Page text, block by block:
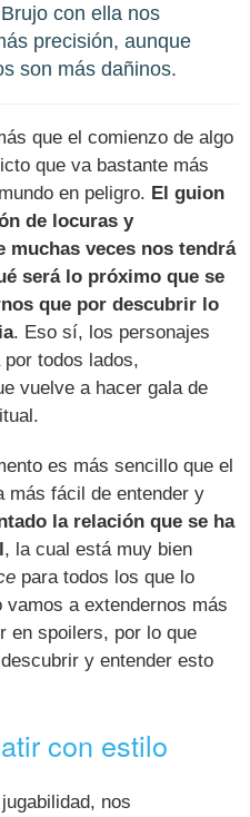
con ella nos
precisión, aunque
son más dañinos.
que el comienzo de algo
que va bastante más
en peligro. El guion
de locuras y
veces nos tendrá
será lo próximo que se
que por descubrir lo
. Eso sí, los personajes
todos lados,
vuelve a hacer gala de
es más sencillo que el
más fácil de entender y
la relación que se ha
, la cual está muy bien
para todos los que lo
a extendernos más
en spoilers, por lo que
y entender esto
con estilo
nos